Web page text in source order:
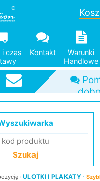
i czas
Kontakt
Warunki
Handlowe
Od
Szukaj
ULOTKI I PLAKATY